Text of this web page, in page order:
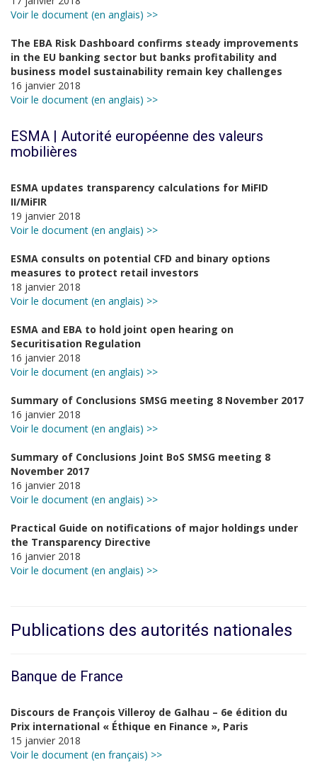
Voir le document (en anglais) >>
The EBA Risk Dashboard confirms steady improvements
in the EU banking sector but banks profitability and
business model sustainability remain key challenges
16 janvier 2018
Voir le document (en anglais) >>
ESMA | Autorité européenne des valeurs
mobilières
ESMA updates transparency calculations for MiFID
II/MiFIR
19 janvier 2018
Voir le document (en anglais) >>
ESMA consults on potential CFD and binary options
measures to protect retail investors
18 janvier 2018
Voir le document (en anglais) >>
ESMA and EBA to hold joint open hearing on
Securitisation Regulation
16 janvier 2018
Voir le document (en anglais) >>
Summary of Conclusions SMSG meeting 8 November 2017
16 janvier 2018
Voir le document (en anglais) >>
Summary of Conclusions Joint BoS SMSG meeting 8
November 2017
16 janvier 2018
Voir le document (en anglais) >>
Practical Guide on notifications of major holdings under
the Transparency Directive
16 janvier 2018
Voir le document (en anglais) >>
Publications des autorités nationales
Banque de France
Discours de François Villeroy de Galhau – 6e édition du
Prix international « Éthique en Finance », Paris
15 janvier 2018
Voir le document (en français) >>